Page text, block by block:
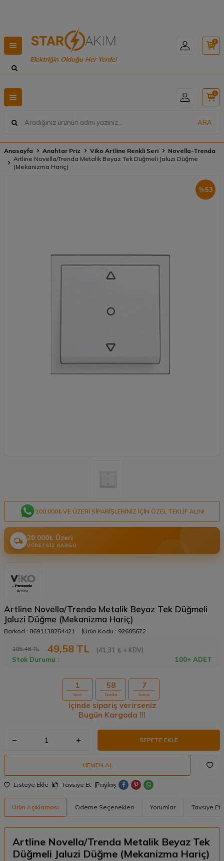
Elektriğin Olduğu Her Yerde!
0
ARA
0
Anasayfa Anahtar Priz Viko Artline Renkli Seri
Novella-Trenda
Artline Novella/Trenda Metalik Beyaz Tek Düğmeli Jaluzi Düğme
(Mekanizma Hariç)
%53
100.000₺ VE ÜZERI SIPARIŞLERINIZ IÇIN ÖZEL TEKLIF ALIN!
20.000₺ Üzeri
ÜCRETSIZ KARGO
Artline Novella/Trenda Metalik Beyaz Tek Düğmeli
Jaluzi Düğme (Mekanizma Hariç)
Barkod : 8691138254421 Ürün Kodu : 92605672
105,48TL 49,58 TL
(41,31 ₺ + KDV)
Stok Durumu :
100+ ADET
1
Saat
58
Dakika
6
Saniye
içinde sipariş verirseniz
Bugün Kargoda !!!
SEPETE EKLE
HEMEN AL
Listeye Ekle Tavsiye Et Paylaş
Ürün Açıklaması Ödeme Seçenekleri Yorumlar Tavsiye Et
Artline Novella/Trenda Metalik Beyaz Tek
Düğmeli Jaluzi Düğme (Mekanizma Hariç)